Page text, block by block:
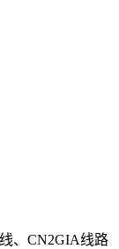
、CN2GIA线路